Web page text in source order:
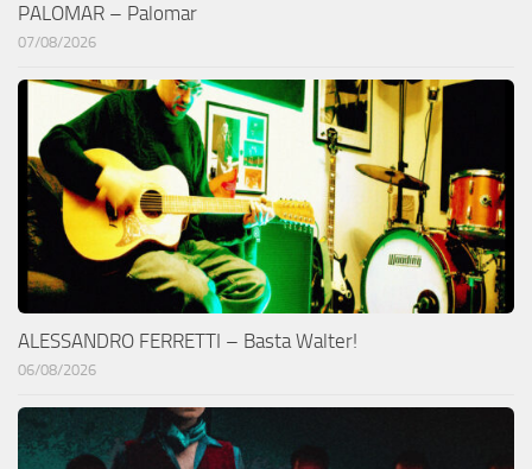
PALOMAR – Palomar
07/08/2026
ALESSANDRO FERRETTI – Basta Walter!
06/08/2026